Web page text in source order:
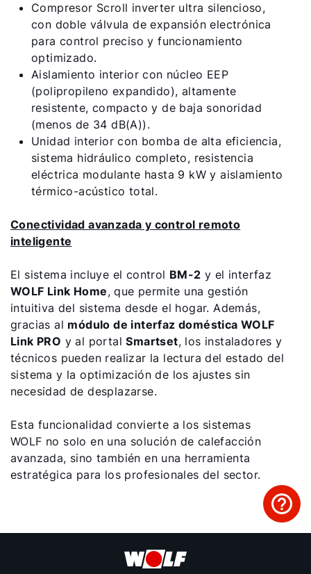
Compresor Scroll inverter ultra silencioso,
con doble válvula de expansión electrónica
para control preciso y funcionamiento
optimizado.
Aislamiento interior con núcleo EEP
(polipropileno expandido), altamente
resistente, compacto y de baja sonoridad
(menos de 34 dB(A)).
Unidad interior con bomba de alta eficiencia,
sistema hidráulico completo, resistencia
eléctrica modulante hasta 9 kW y aislamiento
térmico-acústico total.
Conectividad avanzada y control remoto
inteligente
El sistema incluye el control BM-2 y el interfaz
WOLF Link Home, que permite una gestión
intuitiva del sistema desde el hogar. Además,
gracias al módulo de interfaz doméstica WOLF
Link PRO y al portalSmartset, los instaladores y
técnicos pueden realizar la lectura del estado del
sistema y la optimización de los ajustes sin
necesidad de desplazarse.
Esta funcionalidad convierte a los sistemas
WOLF no solo en una solución de calefacción
avanzada, sino también en una herramienta
estratégica para los profesionales del sector.